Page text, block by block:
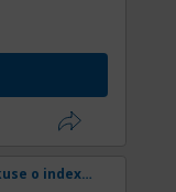
S&P 500 / #SP500 – diskuse o indexu, analýzách, novinkách a obchodních nápadech